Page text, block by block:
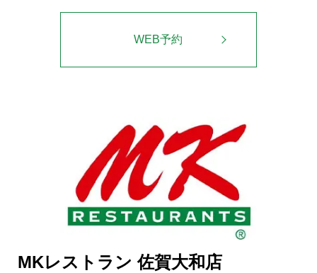
WEB予約
MKレストラン 佐賀大和店